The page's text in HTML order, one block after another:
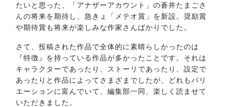
たいと思った、「アナザーアカウント」の蒼井たまごさ
んの将来を期待し、急きょ「メテオ賞」を新設。奨励賞
や期待賞も将来が楽しみな作家さんばかりでした。
さて、投稿された作品で全体的に素晴らしかったのは
『特徴』を持っている作品が多かったことです。それは
キャラクターであったり、ストーリであったり、設定で
あったりと作品によってさまざまでしたが、どれもバリ
エーションに富んでいて、編集部一同、楽しく読ませて
いただきました。